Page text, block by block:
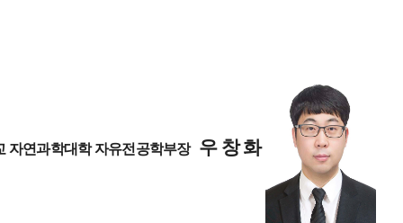
자연과학대학 자유전공학부장 우 창 화